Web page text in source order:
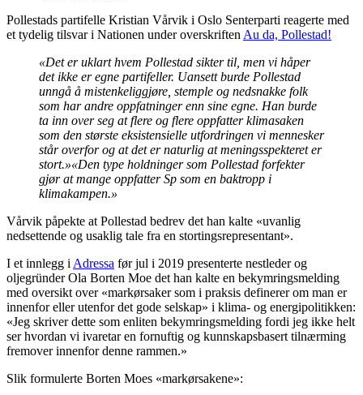
Pollestads partifelle Kristian Vårvik i Oslo Senterparti reagerte med
et tydelig tilsvar i Nationen under overskriften Au da, Pollestad!
«Det er uklart hvem Pollestad sikter til, men vi håper
det ikke er egne partifeller. Uansett burde Pollestad
unngå å mistenkeliggjøre, stemple og nedsnakke folk
som har andre oppfatninger enn sine egne. Han burde
ta inn over seg at flere og flere oppfatter klimasaken
som den største eksistensielle utfordringen vi mennesker
står overfor og at det er naturlig at meningsspekteret er
stort.»«Den type holdninger som Pollestad forfekter
gjør at mange oppfatter Sp som en baktropp i
klimakampen.»
Vårvik påpekte at Pollestad bedrev det han kalte «uvanlig
nedsettende og usaklig tale fra en stortingsrepresentant».
I et innlegg i Adressa før jul i 2019 presenterte nestleder og
oljegründer Ola Borten Moe det han kalte en bekymringsmelding
med oversikt over «markørsaker som i praksis definerer om man er
innenfor eller utenfor det gode selskap» i klima- og energipolitikken:
«Jeg skriver dette som enliten bekymringsmelding fordi jeg ikke helt
ser hvordan vi ivaretar en fornuftig og kunnskapsbasert tilnærming
fremover innenfor denne rammen.»
Slik formulerte Borten Moes «markørsakene»: